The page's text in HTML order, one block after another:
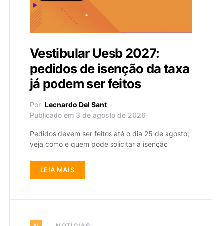
Vestibular Uesb 2027:
pedidos de isenção da taxa
já podem ser feitos
Por Leonardo Del Sant
Publicado em 3 de agosto de 2026
Pedidos devem ser feitos até o dia 25 de agosto;
veja como e quem pode solicitar a isenção
LEIA MAIS